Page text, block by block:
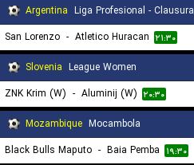
Argentina Liga Profesional - Clausura
San Lorenzo - Atletico Huracan ۲۱:۳۰
Slovenia League Women
ZNK Krim (W) - Aluminij (W) ۲۰:۳۰
Mozambique Mocambola
Black Bulls Maputo - Baia Pemba ۱۹:۳۰